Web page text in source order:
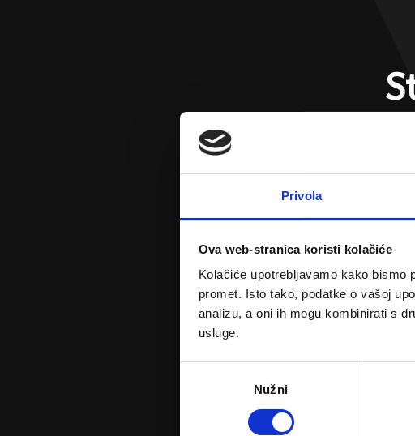
Privola
Ova web-stranica koristi kolačiće
Kolačiće upotrebljavamo kako bismo
promet. Isto tako, podatke o vašoj
analizu, a oni ih mogu kombinirati s
usluge.
Nužni